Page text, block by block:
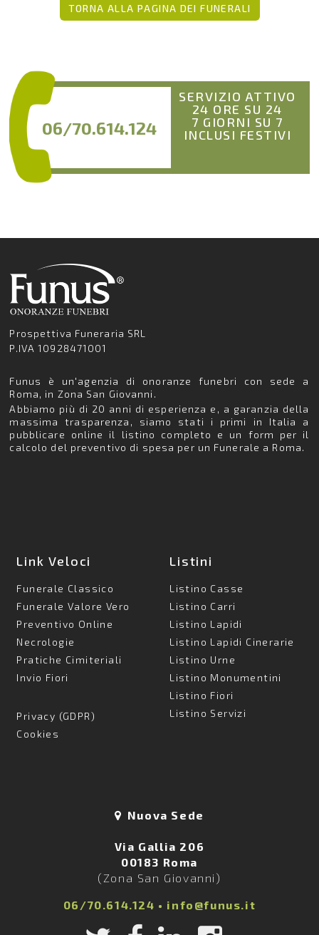
TORNA ALLA PAGINA DEI FUNERALI
06/70.614.124
SERVIZIO ATTIVO
24 ORE SU 24
7 GIORNI SU 7
INCLUSI FESTIVI
Prospettiva Funeraria SRL
P.IVA 10928471001
Funus è un'agenzia di onoranze funebri con sede a
Roma, in Zona San Giovanni.
Abbiamo più di 20 anni di esperienza e, a garanzia della
massima trasparenza, siamo stati i primi in Italia a
pubblicare online il listino completo e un form per il
calcolo del preventivo di spesa per un Funerale a Roma.
Link Veloci
Funerale Classico
Funerale Valore Vero
Preventivo Online
Necrologie
Pratiche Cimiteriali
Invio Fiori
Privacy (GDPR)
Cookies
Listini
Listino Casse
Listino Carri
Listino Lapidi
Listino Lapidi Cinerarie
Listino Urne
Listino Monumentini
Listino Fiori
Listino Servizi
Nuova Sede
Via Gallia 206
00183 Roma
(Zona San Giovanni)
06/70.614.124 • info@funus.it